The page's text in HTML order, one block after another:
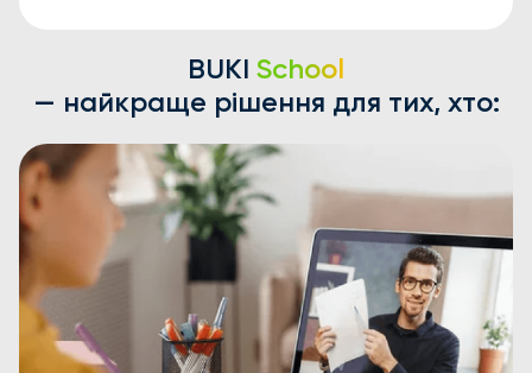
BUKI School
— найкраще рішення для тих, хто: